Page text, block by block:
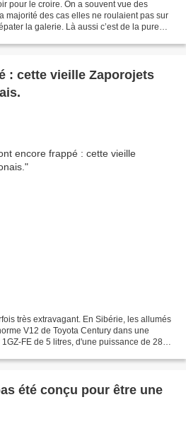
pour le croire. On a souvent vue des
majorité des cas elles ne roulaient pas sur
la galerie. Là aussi c’est de la pure
: cette vieille Zaporojets
très extravagant. En Sibérie, les allumés
V12 de Toyota Century dans une
FE de 5 litres, d'une puissance de 280
été conçu pour être une